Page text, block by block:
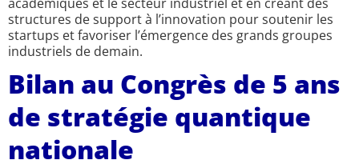
structures de support à l’innovation pour soutenir les
startups et favoriser l’émergence des grands groupes
industriels de demain.
Bilan au Congrès de 5 ans
de stratégie quantique
nationale